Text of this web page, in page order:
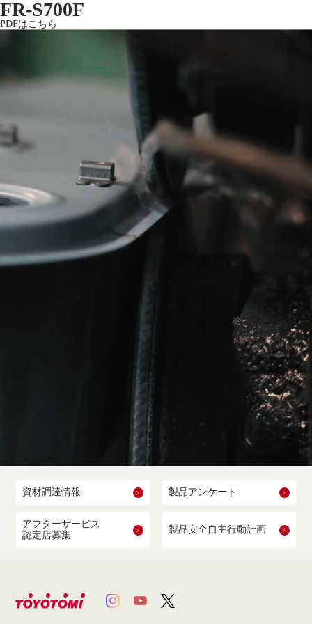
FR-S700F
PDFはこちら
資材調達情報 製品アンケート
アフターサービス
認定店募集
製品安全自主行動計画